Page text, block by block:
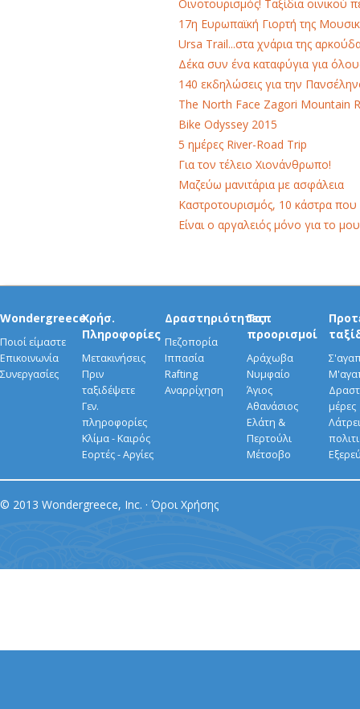
Οινοτουρισμός! Ταξίδια οινικού
17η Ευρωπαϊκή Γιορτή της
Ursa Trail...στα χνάρια της
Δέκα συν ένα καταφύγια για
140 εκδηλώσεις για την
Τhe North Face Zagori Mountain
Bike Odyssey 2015
5 ημέρες River-Road Trip
Για τον τέλειο Χιονάνθρωπο!
Μαζεύω μανιτάρια με ασφάλεια
Καστροτουρισμός, 10 κάστρα
Είναι ο αργαλειός μόνο για το
Wondergreece
Ποιοί είμαστε
Επικοινωνία
Συνεργασίες
Χρήσ.
Πληροφορίες
Μετακινήσεις
Πριν
ταξιδέψετε
Γεν.
πληροφορίες
Κλίμα - Καιρός
Εορτές - Αργίες
Δραστηριότητες
Πεζοπορία
Ιππασία
Rafting
Αναρρίχηση
Τοπ
προορισμοί
Αράχωβα
Νυμφαίο
Άγιος
Αθανάσιος
Ελάτη &
Περτούλι
Μέτσοβο
μέρες
© 2013 Wondergreece, Inc. · Όροι Χρήσης